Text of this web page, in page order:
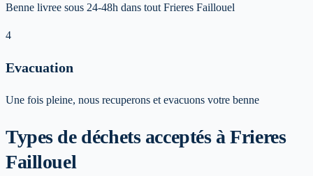
Benne livree sous 24-48h dans tout Frieres Faillouel
4
Evacuation
Une fois pleine, nous recuperons et evacuons votre benne
Types de déchets acceptés à Frieres
Faillouel